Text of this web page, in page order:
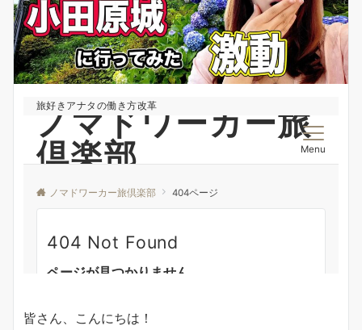
皆さん、こんにちは！